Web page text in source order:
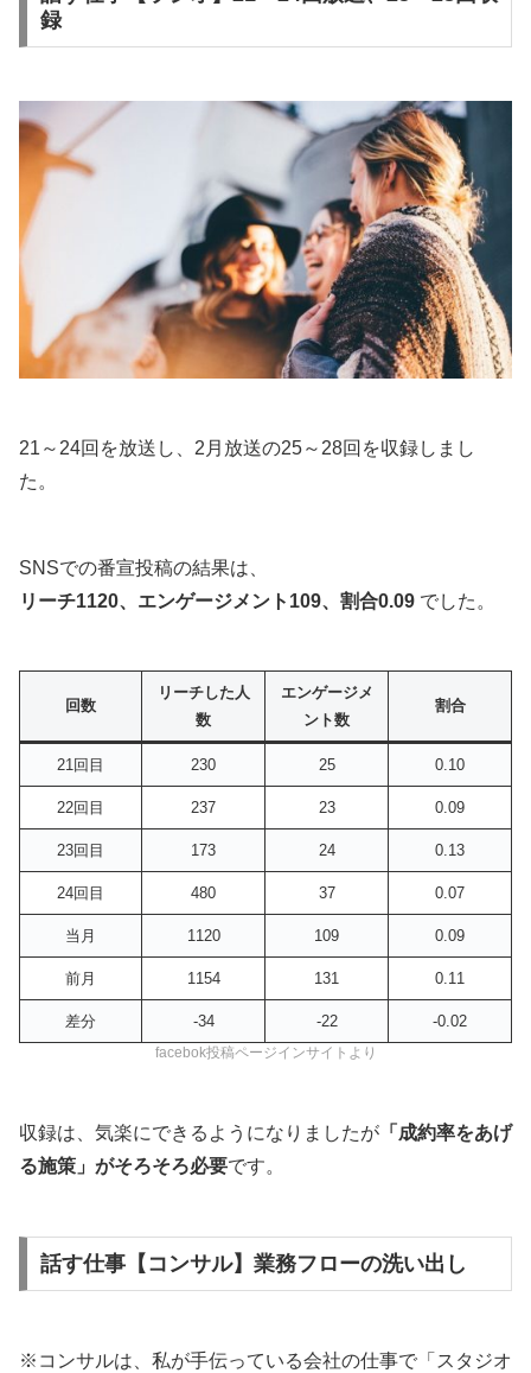
録
21～24回を放送し、2月放送の25～28回を収録しまし
た。
SNSでの番宣投稿の結果は、
リーチ1120、エンゲージメント109、割合0.09 でした。
回数
リーチした人
数
エンゲージメ
ント数
割合
21回目 230 25 0.10
22回目 237 23 0.09
23回目 173 24 0.13
24回目 480 37 0.07
当月 1120 109 0.09
前月 1154 131 0.11
差分 -34 -22 -0.02
facebok投稿ページインサイトより
収録は、気楽にできるようになりましたが 「成約率をあげ
る施策」がそろそろ必要です。
話す仕事【コンサル】業務フローの洗い出し
※コンサルは、私が手伝っている会社の仕事で「スタジオ